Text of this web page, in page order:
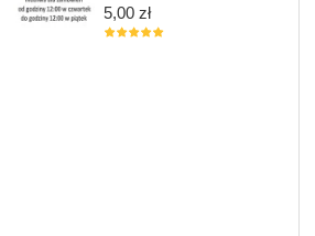
5,00 zł